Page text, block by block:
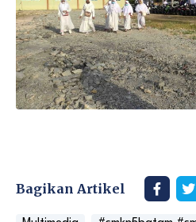
Bagikan Artikel